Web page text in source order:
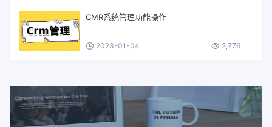
CMR系统管理功能操作
2023-01-04 2,776